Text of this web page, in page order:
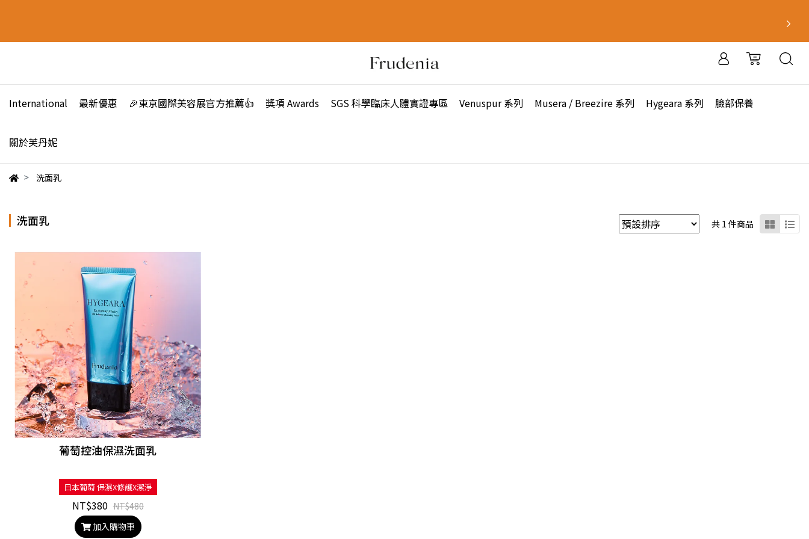
International 最新優惠 🎉東京國際美容展官方推薦👍 獎項 Awards SGS 科學臨床人體實證專區 Venuspur 系列 Musera / Breezire 系列 Hygeara 系列 臉部保養
關於芙丹妮
洗面乳
洗面乳 共 1 件商品
葡萄控油保濕洗面乳
日本葡萄 保濕X修護X潔淨
NT$380 NT$480
加入購物車